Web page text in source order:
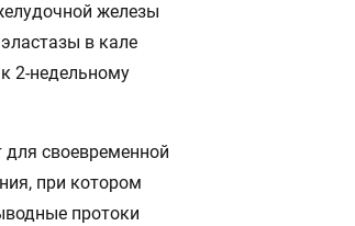
железы
в кале
2-недельному
для своевременной
при котором
протоки